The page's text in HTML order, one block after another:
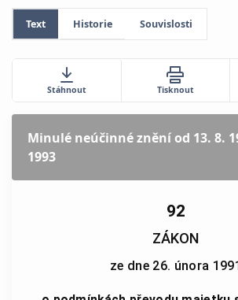
Text Historie Souvislosti
Stáhnout Tisknout
Minulé neúčinné zněníod 13. 8.
1993
92
ZÁKON
ze dne 26. února